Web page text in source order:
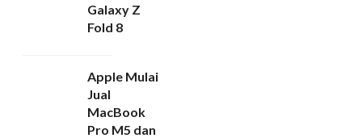
Galaxy Z
Fold 8
Apple Mulai
Jual
MacBook
Pro M5 dan